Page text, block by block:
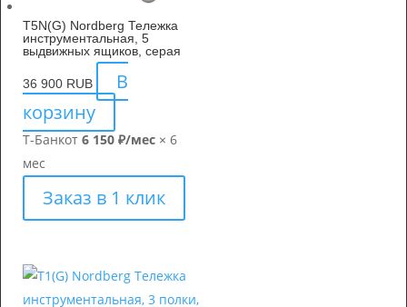
T5N(G) Nordberg Тележка
инструментальная, 5
выдвижных ящиков, серая
36 900 RUB
В
корзину
Т-Банкот 6 150 ₽/мес × 6
мес
Заказ в 1 клик